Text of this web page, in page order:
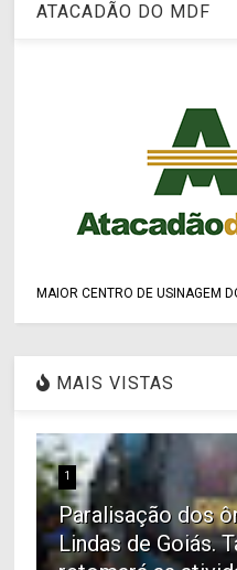
ATACADÃO DO MDF
MAIOR CENTRO DE USINAGEM
MAIS VISTAS
1
Paralisação dos
Lindas de Goiás.